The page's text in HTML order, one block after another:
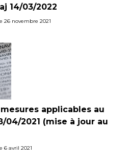
14/03/2022
26 novembre 2021
applicables au
04/2021 (mise à jour au
6 avril 2021